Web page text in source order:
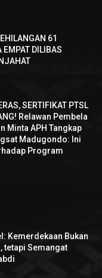
61
EMPAT DILIBAS
SERTIFIKAT PTSL
Relawan Pembela
Minta APH Tangkap
Madugondo: Ini
Program
Kemerdekaan Bukan
tetapi Semangat